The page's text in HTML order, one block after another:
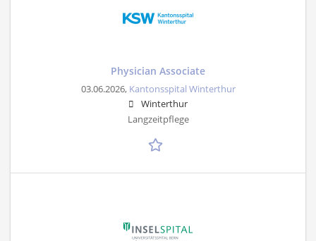
Physician Associate
03.06.2026, Kantonsspital Winterthur
Winterthur
Langzeitpflege